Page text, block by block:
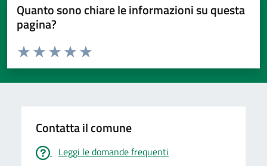
Quanto sono chiare le informazioni su questa
pagina?
Valuta da 1 a 5 stelle la pagina
Valuta 5 stelle su 5
Valuta 4 stelle su 5
Valuta 3 stelle su 5
Valuta 2 stelle su 5
Valuta 1 stelle su 5
Contatta il comune
Leggi le domande frequenti